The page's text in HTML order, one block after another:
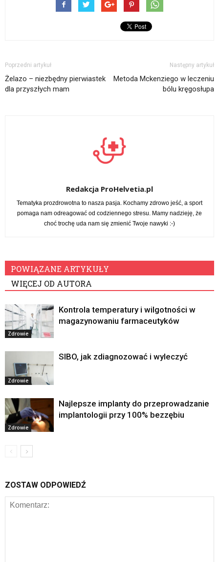
Poprzedni artykuł
Żelazo – niezbędny pierwiastek
dla przyszłych mam
Następny artykuł
Metoda Mckenziego w leczeniu
bólu kręgosłupa
Redakcja ProHelvetia.pl
Tematyka prozdrowotna to nasza pasja. Kochamy zdrowo jeść, a sport
pomaga nam odreagować od codziennego stresu. Mamy nadzieję, że
choć trochę uda nam się zmienić Twoje nawyki :-)
POWIĄZANE ARTYKUŁY
WIĘCEJ OD AUTORA
Zdrowie
Kontrola temperatury i wilgotności w
magazynowaniu farmaceutyków
Zdrowie
SIBO, jak zdiagnozować i wyleczyć
Zdrowie
Najlepsze implanty do przeprowadzanie
implantologii przy 100% bezzębiu
ZOSTAW ODPOWIEDŹ